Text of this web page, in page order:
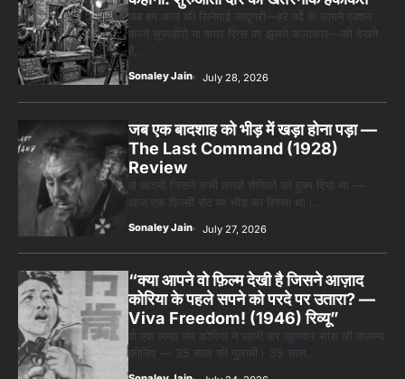
जब हम आज की सिनेमाई जादूगरी—हरे पर्दे के सामने एक्शन
करते सुपरहीरो या वायर रिग्स पर झूलते कलाकार—को देखते
हैं,…
Sonaley Jain July 28, 2026
जब एक बादशाह को भीड़ में खड़ा होना पड़ा —
The Last Command (1928)
Review
वो आदमी जिसने कभी लाखों सैनिकों को हुक्म दिया था —
आज एक फ़िल्मी सेट पर भीड़ का हिस्सा था।…
Sonaley Jain July 27, 2026
“क्या आपने वो फ़िल्म देखी है जिसने आज़ाद
कोरिया के पहले सपने को परदे पर उतारा? —
Viva Freedom! (1946) रिव्यू”
वो एक लम्हा जब कोरिया ने पहली बार खुलकर सांस ली कल्पना
कीजिए — 35 साल की गुलामी। 35 साल…